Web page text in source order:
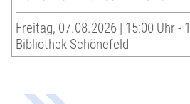
Freitag, 07.08.2026 | 15:00 Uhr -
Bibliothek Schönefeld